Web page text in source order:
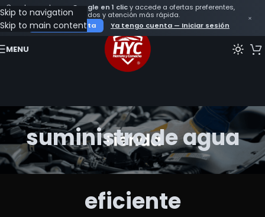
Crea tu cuenta con Google en 1 clicy accede a ofertas preferentes,
seguimiento de tus pedidos y atención más rápida.
Crear mi cuenta
Ya tengo cuenta — Iniciar sesión
×
Skip to navigation
Skip to main content
MENU
suministro de agua
eficiente